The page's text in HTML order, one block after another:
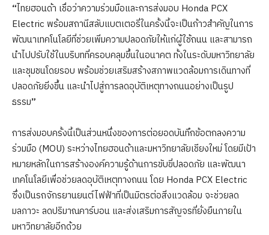
“ไทยฮอนด้า เชื่อว่าความร่วมมือและการส่งมอบ Honda PCX
Electric พร้อมสถานีสลับแบตเตอรี่ในครั้งนี้จะเป็นก้าวสำคัญในการ
พัฒนาเทคโนโลยีที่ช่วยเพิ่มความปลอดภัยให้แก่ผู้ใช้ถนน และสามารถ
นำไปปรับใช้ในบริบทที่ครอบคลุมขึ้นในอนาคต ทั้งในระดับมหาวิทยาลัย
และชุมชนโดยรอบ พร้อมช่วยเสริมสร้างสภาพแวดล้อมการเดินทางที่
ปลอดภัยยิ่งขึ้น และนำไปสู่การลดอุบัติเหตุทางถนนอย่างเป็นรูป
ธรรม”
การส่งมอบครั้งนี้เป็นส่วนหนึ่งของการต่อยอดบันทึกข้อตกลงความ
ร่วมมือ (MOU) ระหว่างไทยฮอนด้าและมหาวิทยาลัยเชียงใหม่ โดยมีเป้า
หมายหลักในการสร้างองค์ความรู้ด้านการขับขี่ปลอดภัย และพัฒนา
เทคโนโลยีเพื่อช่วยลดอุบัติเหตุทางถนน โดย Honda PCX Electric
ซึ่งเป็นรถจักรยานยนต์ไฟฟ้าที่เป็นมิตรต่อสิ่งแวดล้อม จะช่วยลด
มลภาวะ ลดปริมาณคาร์บอน และส่งเสริมการสัญจรที่ยั่งยืนภายใน
มหาวิทยาลัยอีกด้วย